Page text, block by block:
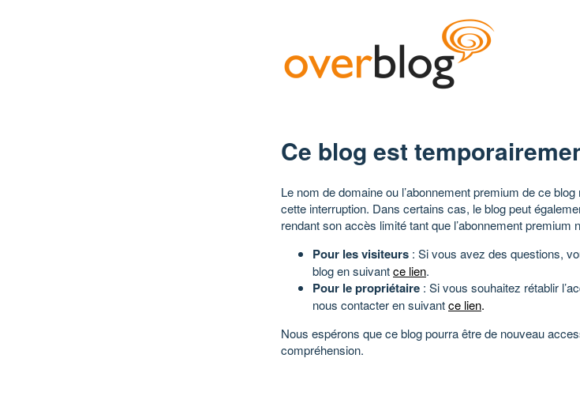
Ce blog est
Le nom de domaine ou l’abonnement premium de ce
cette interruption. Dans certains cas, le blog peut
rendant son accès limité tant que l’abonnement premium
Pour les visiteurs : Si vous avez des questions,
blog en suivantce lien.
Pour le propriétaire : Si vous souhaitez rétablir
nous contacter en suivantce lien.
Nous espérons que ce blog pourra être de nouveau
compréhension.